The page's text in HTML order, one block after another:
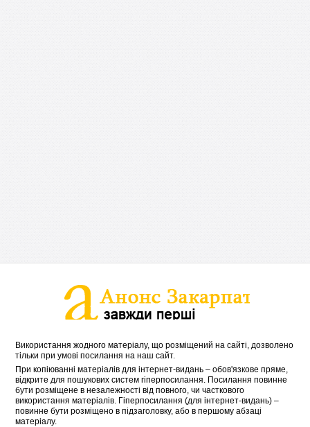
Використання жодного матеріалу, що розміщений на сайті, дозволено
тільки при умові посилання на наш сайт.
При копіюванні матеріалів для інтернет-видань – обов'язкове пряме,
відкрите для пошукових систем гіперпосилання. Посилання повинне
бути розміщене в незалежності від повного, чи часткового
використання матеріалів. Гіперпосилання (для інтернет-видань) –
повинне бути розміщено в підзаголовку, або в першому абзаці
матеріалу.